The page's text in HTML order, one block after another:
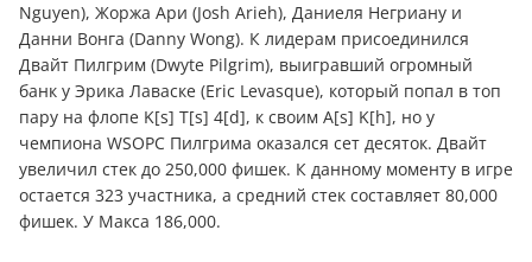
Nguyen), Жоржа Ари (Josh Arieh), Даниеля Негриану и
Данни Вонга (Danny Wong). К лидерам присоединился
Двайт Пилгрим (Dwyte Pilgrim), выигравший огромный
банк у Эрика Лаваске (Eric Levasque), который попал в топ
пару на флопе K[s] T[s] 4[d], к своим A[s] K[h], но у
чемпиона WSOPC Пилгрима оказался сет десяток. Двайт
увеличил стек до 250,000 фишек. К данному моменту в игре
остается 323 участника, а средний стек составляет 80,000
фишек. У Макса 186,000.